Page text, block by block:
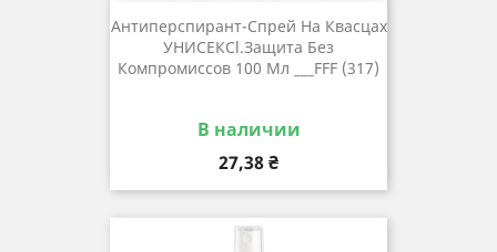
Антиперспирант-Спрей На Квасцах
УНИСЕКСl.Защита Без
Компромиссов 100 Мл ___FFF (317)
В наличии
Цена
27,38 ₴